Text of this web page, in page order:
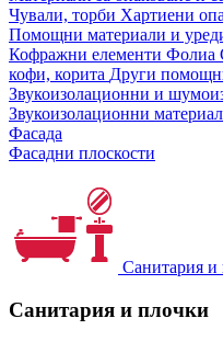
Чували, торби Хартиени
Помощни материали и
Кофражни елементи Фолиа
кофи, корита Други
Звукоизолационни и
Звукоизолационни
Фасада
Фасадни плоскости
Санитария и
Санитария и плочки